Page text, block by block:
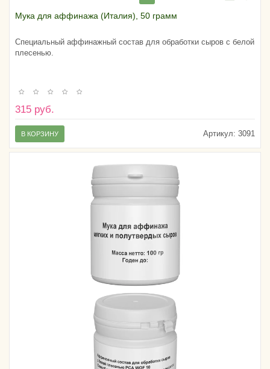
Мука для аффинажа (Италия), 50 грамм
Специальный аффинажный состав для обработки сыров с белой
плесенью.
315 руб.
Артикул: 3091
В КОРЗИНУ